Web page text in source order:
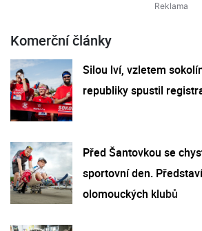
Komerční články
Silou lví, vzletem
republiky spustil
Před Šantovkou se
sportovní den.
olomouckých klubů